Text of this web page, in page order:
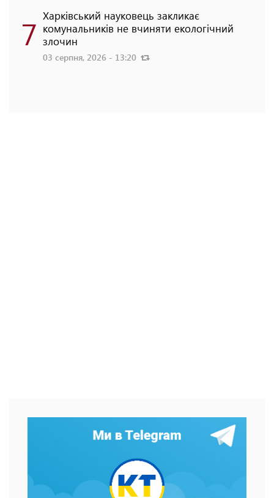
7 Харківський науковець закликає
комунальників не вчиняти екологічний
злочин
03 серпня, 2026 - 13:20